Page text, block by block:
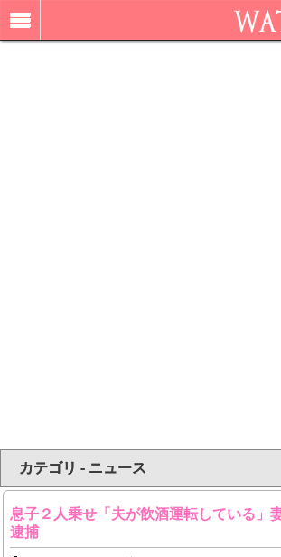
カテゴリ - ニュース
息子２人乗せ「夫が飲酒運転している」
逮捕